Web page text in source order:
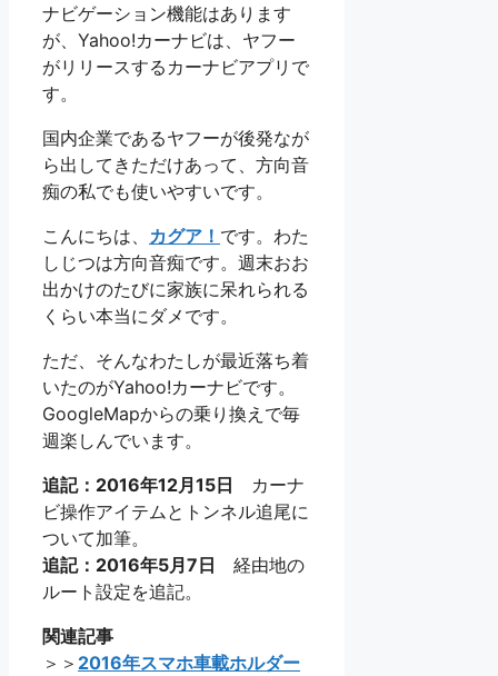
ナビゲーション機能はあります
が、Yahoo!カーナビは、ヤフー
がリリースするカーナビアプリで
す。
国内企業であるヤフーが後発なが
ら出してきただけあって、方向音
痴の私でも使いやすいです。
こんにちは、 カグア！ です。わた
しじつは方向音痴です。週末おお
出かけのたびに家族に呆れられる
くらい本当にダメです。
ただ、そんなわたしが最近落ち着
いたのがYahoo!カーナビです。
GoogleMapからの乗り換えで毎
週楽しんでいます。
追記：2016年12月15日 カーナ
ビ操作アイテムとトンネル追尾に
ついて加筆。
追記：2016年5月7日 経由地の
ルート設定を追記。
関連記事
＞＞ 2016年スマホ車載ホルダー